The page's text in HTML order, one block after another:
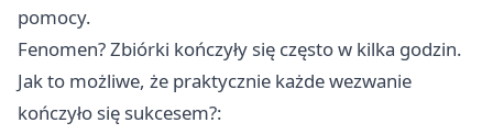
pomocy.
Fenomen? Zbiórki kończyły się często w kilka godzin.
Jak to możliwe, że praktycznie każde wezwanie
kończyło się sukcesem?: